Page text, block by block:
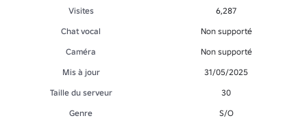
Visites
6,287
Chat vocal
Non supporté
Caméra
Non supporté
Mis à jour
31/05/2025
Taille du serveur
30
Genre
S/O